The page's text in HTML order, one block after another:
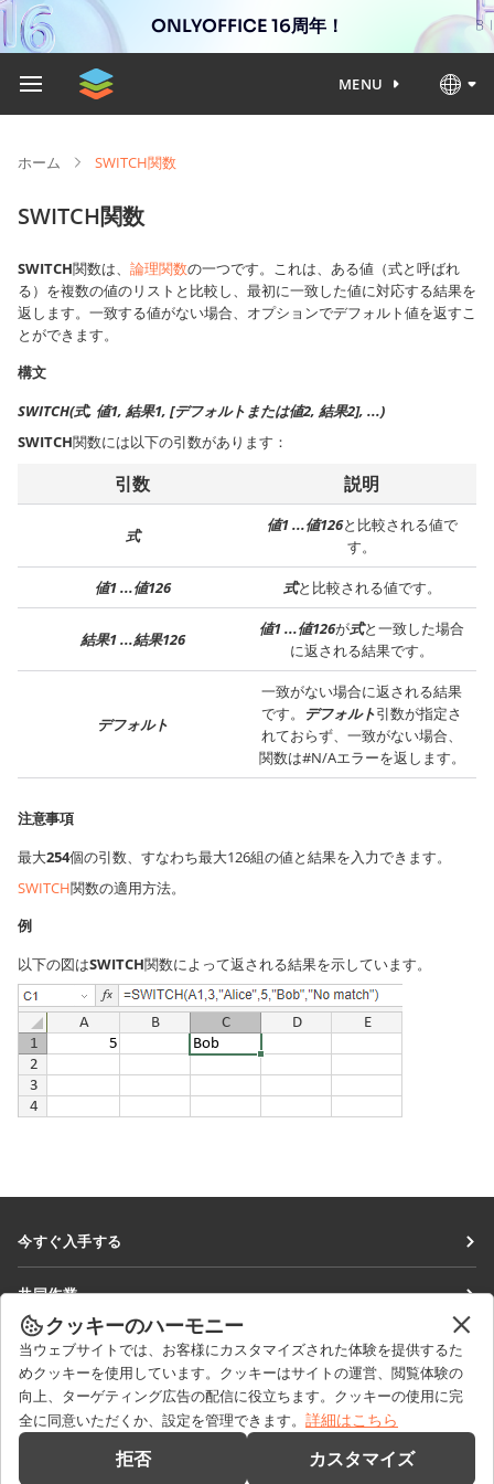
ONLYOFFICE 16周年！
MENU
ホーム SWITCH関数
SWITCH関数
SWITCH関数は、 論理関数の一つです。これは、ある値（式と呼ばれ
る）を複数の値のリストと比較し、最初に一致した値に対応する結果を
返します。一致する値がない場合、オプションでデフォルト値を返すこ
とができます。
構文
SWITCH(式, 値1, 結果1, [デフォルトまたは値2, 結果2], ...)
SWITCH関数には以下の引数があります：
引数 説明
式
値1 ...値126と比較される値で
す。
値1 ...値126 式と比較される値です。
結果1 ...結果126
値1 ...値126が式と一致した場合
に返される結果です。
デフォルト
一致がない場合に返される結果
です。
デフォルト引数が指定さ
れておらず、一致がない場合、
関数は#N/Aエラーを返します。
注意事項
最大254個の引数、すなわち最大126組の値と結果を入力できます。
SWITCH関数の適用方法。
例
以下の図はSWITCH関数によって返される結果を示しています。
今すぐ入手する
DocSpace
Workspace
コネクター
デスクトップアプリ
モバイルアプリ
共同作業
貢献者向け
翻訳者向け
インフルエンサー向け
求人情報
ニュースを見る
ブログ
ヘルプを得る
フォーラム
クッキーのハーモニー
当ウェブサイトでは、お客様にカスタマイズされた体験を提供するた
めクッキーを使用しています。クッキーはサイトの運営、閲覧体験の
向上、ターゲティング広告の配信に役立ちます。クッキーの使用に完
全に同意いただくか、設定を管理できます。 詳細はこちら
拒否 カスタマイズ